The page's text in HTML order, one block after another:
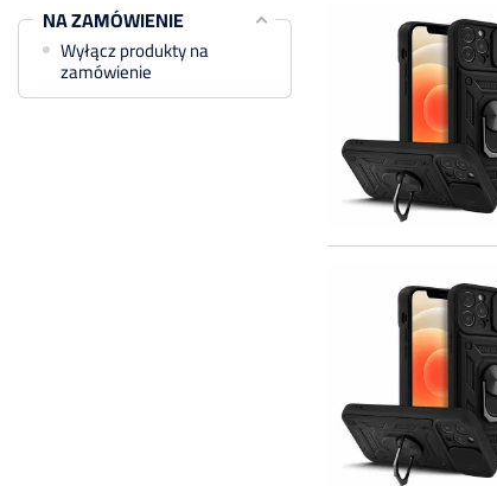
NA ZAMÓWIENIE
Wyłącz produkty na
zamówienie